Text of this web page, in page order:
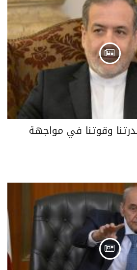
وقوتنا في مواجهة